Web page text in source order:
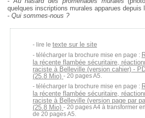
quelques inscriptions murales apparues depuis
- Qui sommes-nous ?
lire le texte sur le site
télécharger la brochure mise en page :
la récente flambée sécuritaire,
raciste à Belleville (version cahier) -
(25.8 Mio) - 20 pages A5.
télécharger la brochure mise en page :
la récente flambée sécuritaire,
raciste à Belleville (version page par
(25.8 Mio) - 20 pages A4 à transformer
de 20 pages A5.